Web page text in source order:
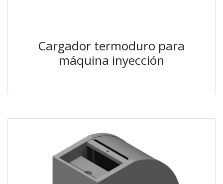
Cargador termoduro para
máquina inyección